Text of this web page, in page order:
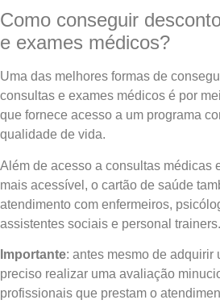
Como conseguir
e exames médicos?
Uma das melhores formas de
consultas e exames médicos é por
que fornece acesso a um programa
qualidade de vida.
Além de acesso a consultas médicas
mais acessível, o cartão de saúde
atendimento com enfermeiros,
assistentes sociais e personal trainers.
Importante: antes mesmo de adquirir
preciso realizar uma avaliação
profissionais que prestam o